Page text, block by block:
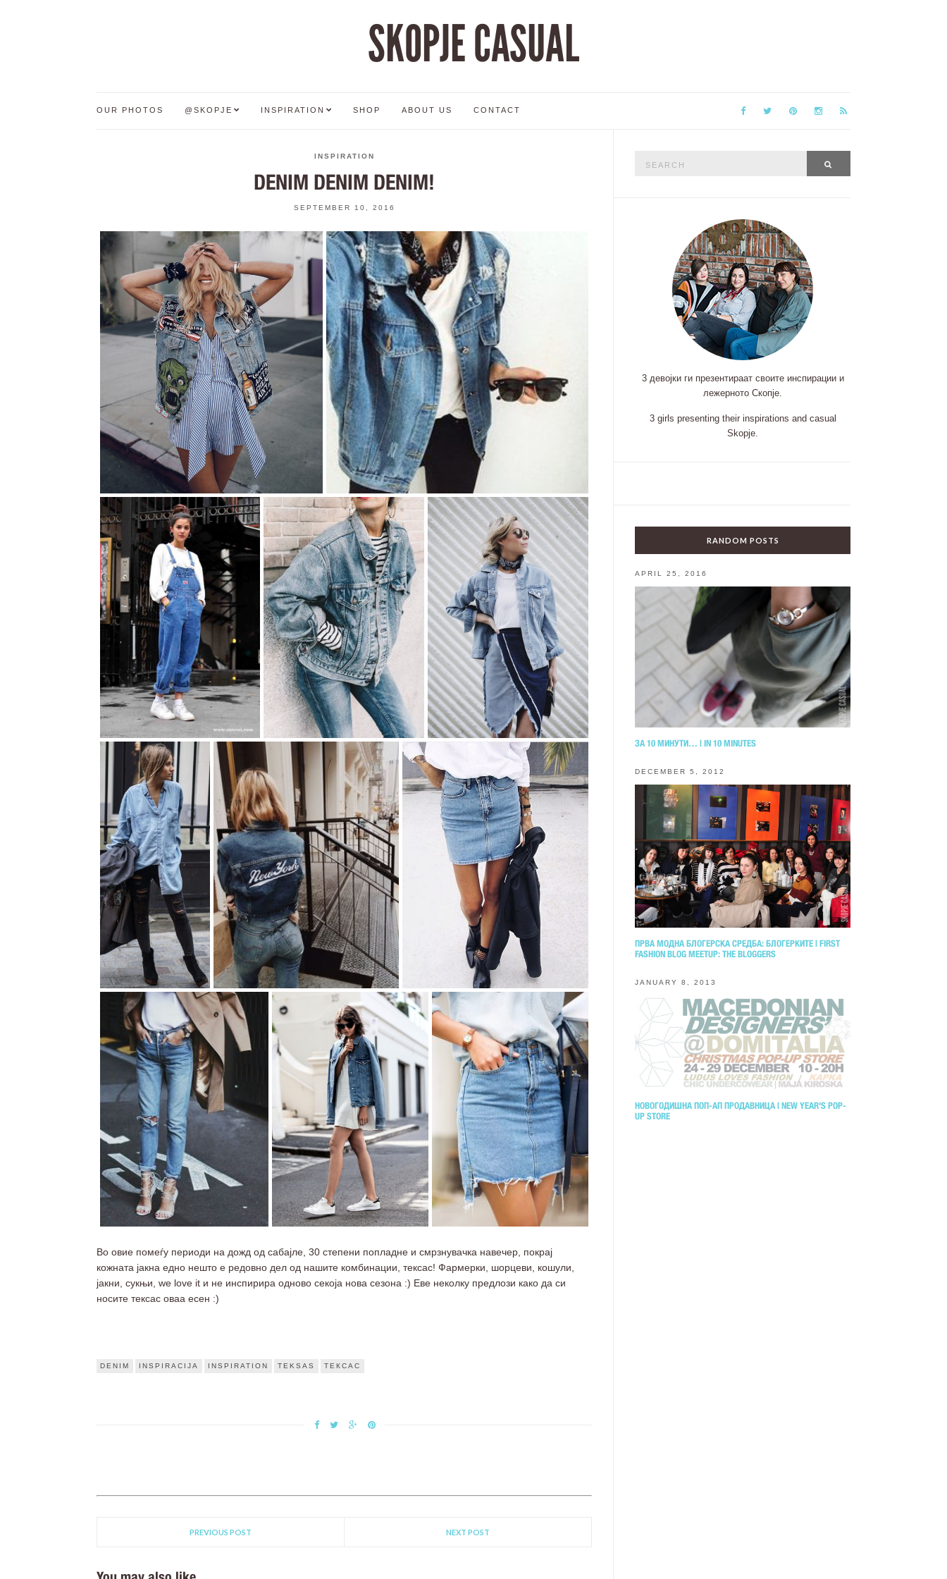
SKOPJE CASUAL
OUR PHOTOS @SKOPJE INSPIRATION SHOP ABOUT US CONTACT
INSPIRATION
DENIM DENIM DENIM!
SEPTEMBER 10, 2016
Во овие помеѓу периоди на дожд од сабајле, 30 степени попладне и смрзнувачка навечер, покрај
кожната јакна едно нешто е редовно дел од нашите комбинации, тексас! Фармерки, шорцеви, кошули,
јакни, сукњи, we love it и не инспирира одново секоја нова сезона :) Еве неколку предлози како да си
носите тексас оваа есен :)
DENIM INSPIRACIJA INSPIRATION TEKSAS ТЕКСАС
PREVIOUS POST NEXT POST
3 девојки ги презентираат своите инспирации и
лежерното Скопје.
3 girls presenting their inspirations and casual
Skopje.
RANDOM POSTS
APRIL 25, 2016
ЗА 10 МИНУТИ… | IN 10 MINUTES
DECEMBER 5, 2012
ПРВА МОДНА БЛОГЕРСКА СРЕДБА: БЛОГЕРКИТЕ | FIRST
FASHION BLOG MEETUP: THE BLOGGERS
JANUARY 8, 2013
НОВОГОДИШНА ПОП-АП ПРОДАВНИЦА | NEW YEAR'S POP-
UP STORE